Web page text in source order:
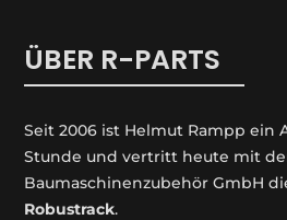
ÜBER R-PARTS
Seit 2006 ist Helmut Rampp ein
Stunde und vertritt heute mit
Baumaschinenzubehör GmbH
Robustrack.